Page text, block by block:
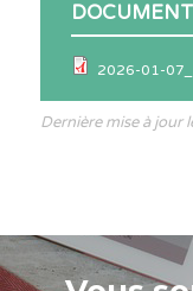
2026-01-
Dernière mise à jour